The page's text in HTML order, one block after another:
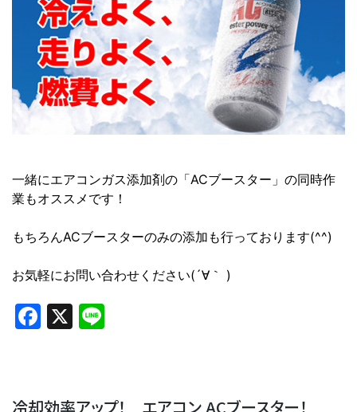
一緒にエアコンガス添加剤の「ACブースター」の同時作
業もオススメです！
もちろんACブースターのみの添加も行っております(^^)
お気軽にお問い合わせください(´∀｀ )
Facebook
X
冷却効率アップ！ エアコン ACブースター！